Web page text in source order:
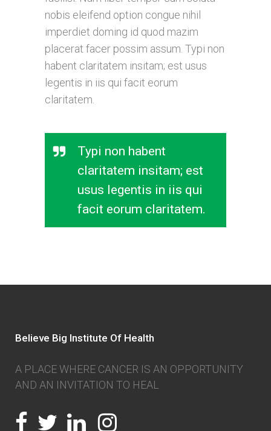
nobis eleifend option congue nihil
imperdiet doming id quod mazim
placerat facer possim assum. Typi non
habent claritatem insitam; est usus
legentis in iis qui facit eorum
claritatem.
Typi non habent
claritatem insitam; est
usus legentis in iis qui
facit eorum claritatem.
Believe Big Institute Of Health
A PLACE WHERE CANCER IS AN OPPORTUNITY
AND AN INVITATION TO HEAL